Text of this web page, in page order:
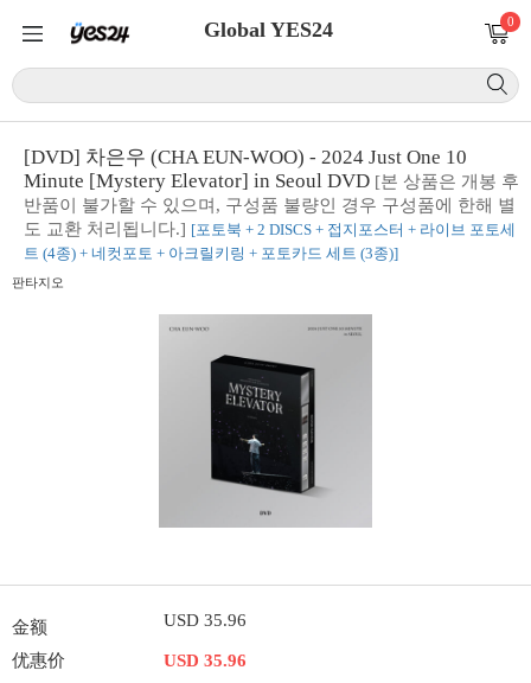
Global YES24 0
[DVD] 차은우 (CHA EUN-WOO) - 2024 Just One 10
Minute [Mystery Elevator] in Seoul DVD [본 상품은 개봉 후
반품이 불가할 수 있으며, 구성품 불량인 경우 구성품에 한해 별
도 교환 처리됩니다.] [포토북 + 2 DISCS + 접지포스터 + 라이브 포토세
트 (4종) + 네컷포토 + 아크릴키링 + 포토카드 세트 (3종)]
판타지오
金额 USD 35.96
优惠价
USD 35.96